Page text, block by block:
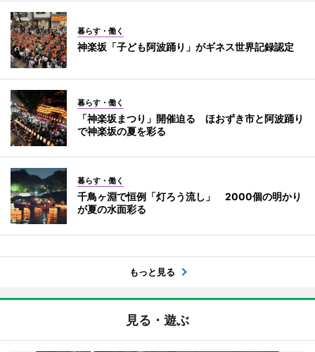
暮らす・働く
神楽坂「子ども阿波踊り」がギネス世界記録認定
暮らす・働く
「神楽坂まつり」開催迫る ほおずき市と阿波踊り
で神楽坂の夏を彩る
暮らす・働く
千鳥ヶ淵で恒例「灯ろう流し」 2000個の明かり
が夏の水面彩る
もっと見る
見る・遊ぶ